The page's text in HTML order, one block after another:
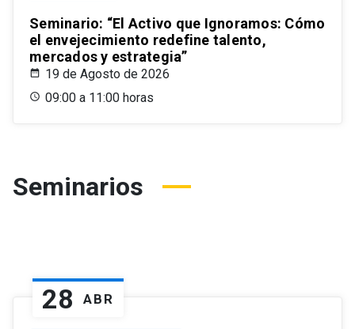
Seminario: “El Activo que Ignoramos: Cómo
el envejecimiento redefine talento,
mercados y estrategia”
19 de Agosto de 2026
09:00 a 11:00 horas
Seminarios
28 ABR